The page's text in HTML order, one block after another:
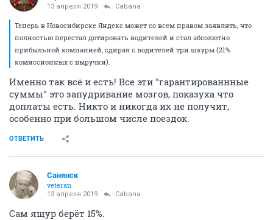
13 апреля 2019 Cabana
Теперь в Новосибирске Яндекс может со всем правом заявлять, что
полностью перестал дотировать водителей и стал абсолютно
прибыльной компанией, сдирая с водителей три шкуры (21%
комиссионных с выручки).
Именно так всё и есть! Все эти "гарантированнные
суммы" это запудривание мозгов, показуха что
доплаты есть. Никто и никогда их не получит,
особенно при большом числе поездок.
ОТВЕТИТЬ
Санянск
veteran
13 апреля 2019 Cabana
Сам ящур берёт 15%.